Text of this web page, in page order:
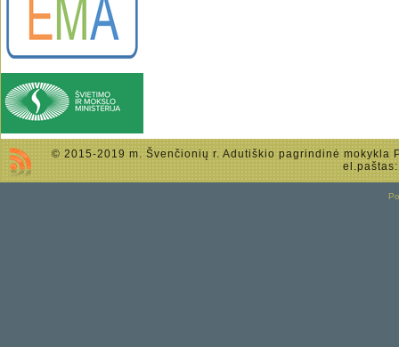
© 2015-2019 m. Švenčionių r. Adutiškio pagrindinė mokykla